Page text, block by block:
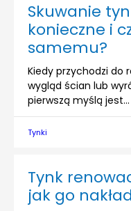
Skuwanie
konieczne i
samemu?
Kiedy przychodzi do
wygląd ścian lub
pierwszą myślą jest...
Tynki
Tynk
jak go